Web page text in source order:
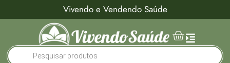
Vivendo e Vendendo Saúde